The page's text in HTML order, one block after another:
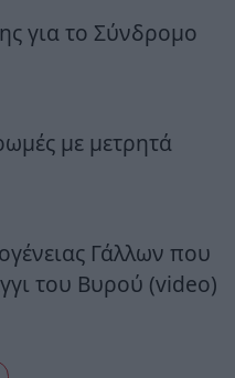
για το Σύνδρομο
με μετρητά
Γάλλων που
του Βυρού (video)